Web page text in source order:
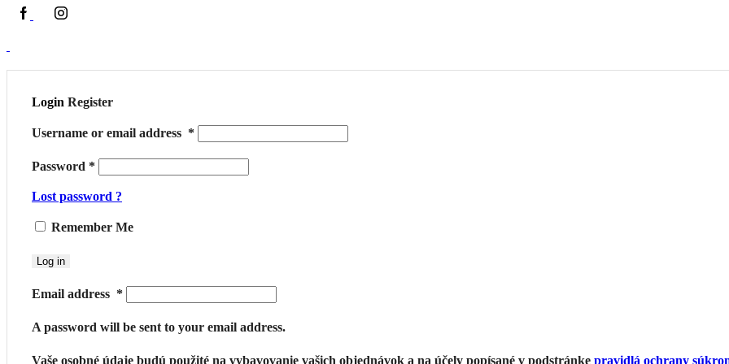
Login Register
Username or email address *
Password *
Lost password ?
Remember Me
Log in
Email address *
A password will be sent to your email address.
Vaše osobné údaje budú použité na vybavovanie vašich objednávok a na účely popísané v podstránke pravidlá ochrany